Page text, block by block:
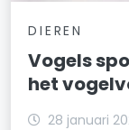
DIEREN
Vogels
het
28 januari